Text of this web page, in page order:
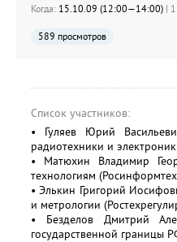
Когда: 15.10.09 (12:00—14:00) |
589 просмотров
Список участников:
• Гуляев Юрий
радиотехники и
• Матюхин Владимир
технологиям
• Элькин Григорий
и метрологии
• Безделов Дмитрий
государственной границы